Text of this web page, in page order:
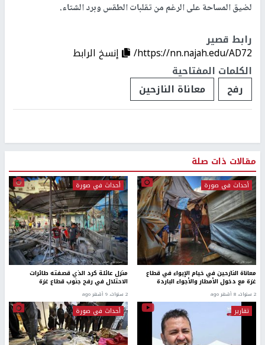
لضيق المساحة على الرغم من تقلبات الطقس وبرد الشتاء.
رابط قصير
https://nn.najah.edu/AD72/
إنسخ الرابط
الكلمات المفتاحية
رفح
معاناة النازحين
مقالات ذات صلة
أحداث في صورة
معاناة النازحين في خيام الإيواء في قطاع
غزة مع دخول الأمطار والأجواء الباردة
2 سنوات، 8 أشهر ago
أحداث في صورة
منزل عائلة كرد الذي قصفته طائرات
الاحتلال في رفح جنوب قطاع غزة
2 سنوات، 9 أشهر ago
تقارير أحداث في صورة